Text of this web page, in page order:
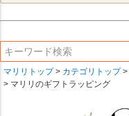
マリリトップ カテゴリトップ
マリリのギフトラッピング